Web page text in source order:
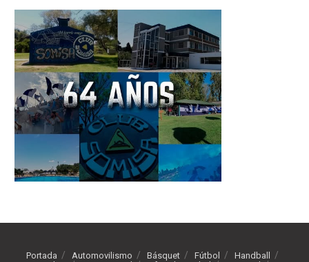
Portada Automovilismo Básquet Fútbol
Handball